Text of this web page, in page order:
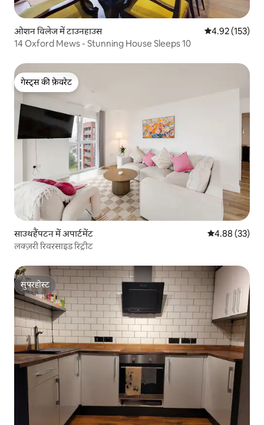
ओशन विलेज में टाउनहाउस औसत रेटिंग 5 में से
4.92 (153)
14 Oxford Mews - Stunning House Sleeps 10
गेस्ट्स की फ़ेवरेट
गेस्ट्स की फ़ेवरेट
साउथहैंपटन में अपार्टमेंट औसत रेटिंग 5 में
4.88 (33)
लक्ज़री रिवरसाइड रिट्रीट
सुपरहोस्ट
सुपरहोस्ट